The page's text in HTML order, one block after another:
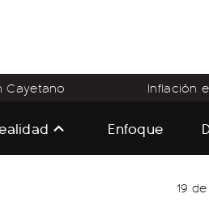
Cayetano Inflación
Enfoque
19